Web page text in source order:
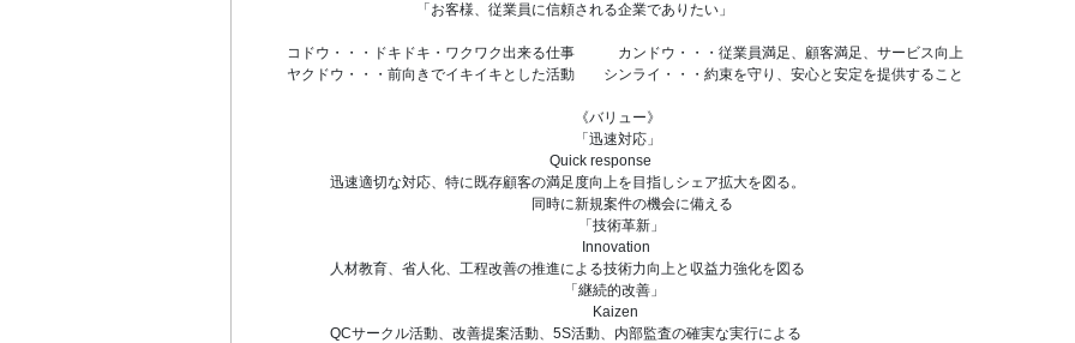
「お客様、従業員に信頼される企業でありたい」
コドウ・・・ドキドキ・ワクワク出来る仕事 カンドウ・・・従業員満足、顧客満足、サービス向上
ヤクドウ・・・前向きでイキイキとした活動 シンライ・・・約束を守り、安心と安定を提供すること
《バリュー》
「迅速対応」
Quick response
迅速適切な対応、特に既存顧客の満足度向上を目指しシェア拡大を図る。
同時に新規案件の機会に備える
「技術革新」
Innovation
人材教育、省人化、工程改善の推進による技術力向上と収益力強化を図る
「継続的改善」
Kaizen
QCサークル活動、改善提案活動、5S活動、内部監査の確実な実行による